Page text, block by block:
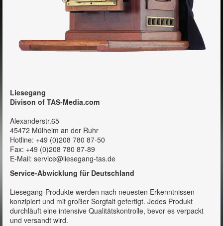
Liesegang
Divison of TAS-Media.com
Alexanderstr.65
45472 Mülheim an der Ruhr
Hotline: +49 (0)208 780 87-50
Fax: +49 (0)208 780 87-89
E-Mail: service@liesegang-tas.de
Service-Abwicklung für Deutschland
Liesegang-Produkte werden nach neuesten Erkenntnissen
konzipiert und mit großer Sorgfalt gefertigt. Jedes Produkt
durchläuft eine intensive Qualitätskontrolle, bevor es verpackt
und versandt wird.